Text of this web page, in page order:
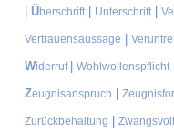
Überschrift| Unterschrift|
Vertrauensaussage
Widerruf Wohlwollenspflicht|
Zeugnisanspruch
Zurückbehaltung